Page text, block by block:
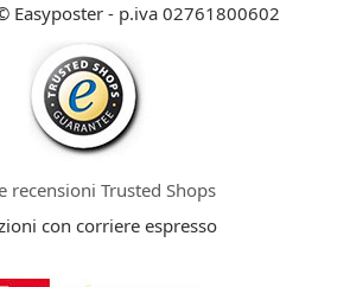
Easyposter - p.iva 02761800602
recensioni Trusted Shops
con corriere espresso